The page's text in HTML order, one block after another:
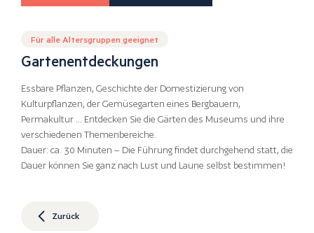
Für alle Altersgruppen geeignet
Gartenentdeckungen
Essbare Pflanzen, Geschichte der Domestizierung von
Kulturpflanzen, der Gemüsegarten eines Bergbauern,
Permakultur … Entdecken Sie die Gärten des Museums und ihre
verschiedenen Themenbereiche.
Dauer: ca. 30 Minuten – Die Führung findet durchgehend statt, die
Dauer können Sie ganz nach Lust und Laune selbst bestimmen!
Zurück